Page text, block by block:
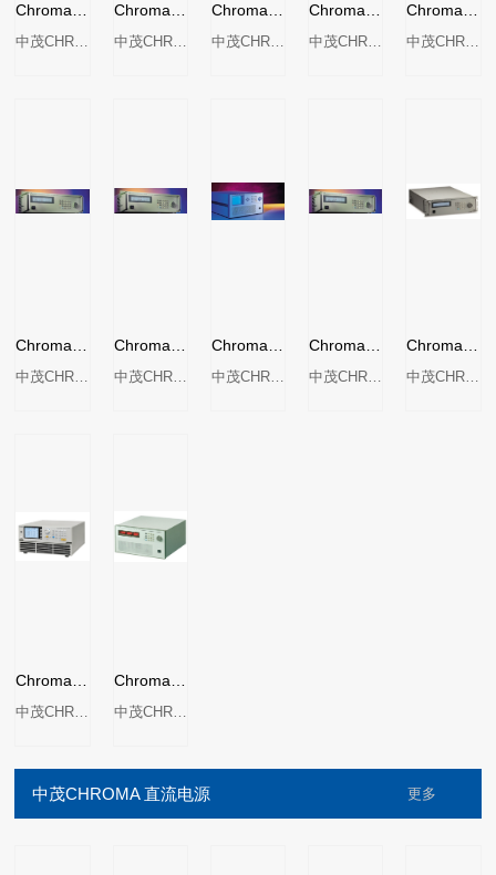
Chroma 61607/61608/61609交流电源
中茂CHROMA
Chroma 61845回收式电网模拟电源
中茂CHROMA
Chroma 61601系列可编程交流电源
中茂CHROMA
Chroma 61603 系列可编程交流电源
中茂CHROMA
Chroma 61501可编程交流电源
中茂CHROMA
Chroma 61502可编程交流电源
中茂CHROMA
Chroma 61503可编程交流电源
中茂CHROMA
Chroma 6530 系列可编程交流电源
中茂CHROMA
Chroma 61604 可编程交流电源
中茂CHROMA
Chroma 61504可编程交流电源
中茂CHROMA
Chroma 61507/61508/61509交流电源
中茂CHROMA
Chroma 6400系列可编程交流电源
中茂CHROMA
中茂CHROMA 直流电源 更多